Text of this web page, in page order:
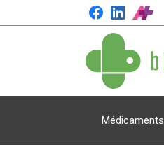
Médicaments